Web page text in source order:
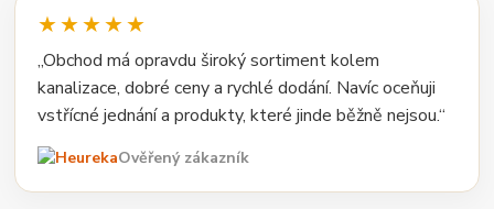
★★★★★
„Obchod má opravdu široký sortiment kolem
kanalizace, dobré ceny a rychlé dodání. Navíc oceňuji
vstřícné jednání a produkty, které jinde běžně nejsou.“
Ověřený zákazník